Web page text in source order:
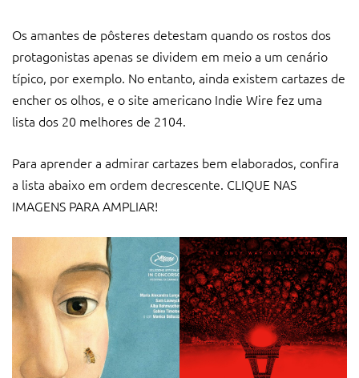
Os amantes de pôsteres detestam quando os rostos dos
protagonistas apenas se dividem em meio a um cenário
típico, por exemplo. No entanto, ainda existem cartazes de
encher os olhos, e o site americano Indie Wire fez uma
lista dos 20 melhores de 2104.
Para aprender a admirar cartazes bem elaborados, confira
a lista abaixo em ordem decrescente. CLIQUE NAS
IMAGENS PARA AMPLIAR!